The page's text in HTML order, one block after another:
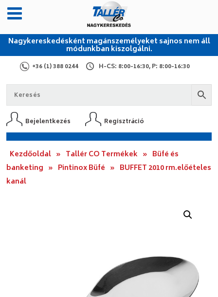
Nagykereskedésként magánszemélyeket sajnos nem áll
módunkban kiszolgálni.
+36 (1) 388 0244 H-CS: 8:00-16:30, P: 8:00-16:30
Bejelentkezés Regisztráció
Kezdőoldal » Tallér CO Termékek » Büfé és
banketing » Pintinox Büfé » BUFFET 2010 rm.előételes
kanál